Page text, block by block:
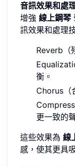
音訊效果和處
增強 線上鋼琴
訊效果和處理
Reverb（
衡。
Chorus（
更一致的
這些效果為 線
感，使其更具